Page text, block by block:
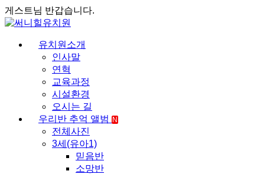
게스트님 반갑습니다.
유치원소개
인사말
연혁
교육과정
시설환경
오시는 길
우리반 추억 앨범
N
전체사진
3세(유아1)
믿음반
소망반